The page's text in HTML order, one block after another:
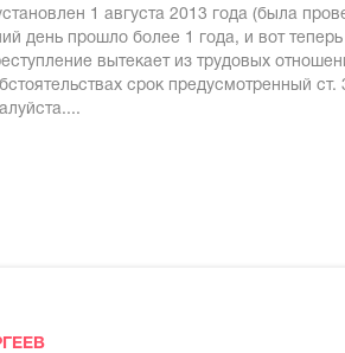
1 августа 2013 года (была
день прошло более 1 года, и вот
вытекает из трудовых
срок предусмотренный